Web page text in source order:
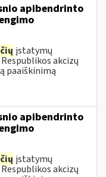
apibendrinto
įstatymų
akcizų
paaiškinimą
apibendrinto
įstatymų
akcizų